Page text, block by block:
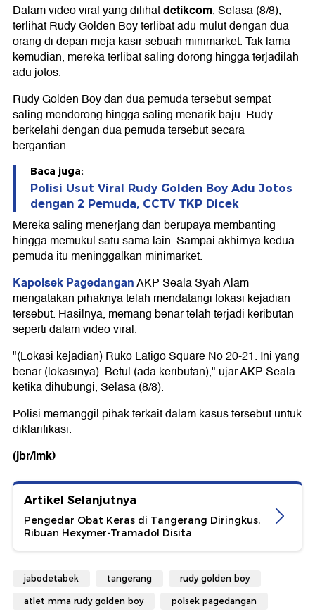
Dalam video viral yang dilihatdetikcom, Selasa (8/8),
terlihat Rudy Golden Boy terlibat adu mulut dengan dua
orang di depan meja kasir sebuah minimarket. Tak lama
kemudian, mereka terlibat saling dorong hingga terjadilah
adu jotos.
Rudy Golden Boy dan dua pemuda tersebut sempat
saling mendorong hingga saling menarik baju. Rudy
berkelahi dengan dua pemuda tersebut secara
bergantian.
Baca juga:
Polisi Usut Viral Rudy Golden Boy Adu Jotos
dengan 2 Pemuda, CCTV TKP Dicek
Mereka saling menerjang dan berupaya membanting
hingga memukul satu sama lain. Sampai akhirnya kedua
pemuda itu meninggalkan minimarket.
Kapolsek PagedanganAKP Seala Syah Alam
mengatakan pihaknya telah mendatangi lokasi kejadian
tersebut. Hasilnya, memang benar telah terjadi keributan
seperti dalam video viral.
"(Lokasi kejadian) Ruko Latigo Square No 20-21. Ini yang
benar (lokasinya). Betul (ada keributan)," ujar AKP Seala
ketika dihubungi, Selasa (8/8).
Polisi memanggil pihak terkait dalam kasus tersebut untuk
diklarifikasi.
(jbr/imk)
Artikel Selanjutnya
Pengedar Obat Keras di Tangerang Diringkus,
Ribuan Hexymer-Tramadol Disita
jabodetabek tangerang rudy golden boy
atlet mma rudy golden boy polsek pagedangan